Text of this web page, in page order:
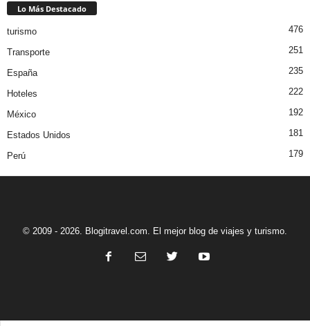
Lo Más Destacado
turismo 476
Transporte 251
España 235
Hoteles 222
México 192
Estados Unidos 181
Perú 179
© 2009 - 2026. Blogitravel.com. El mejor blog de viajes y turismo.